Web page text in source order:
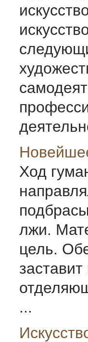
Ход
лжи.
цель.
...